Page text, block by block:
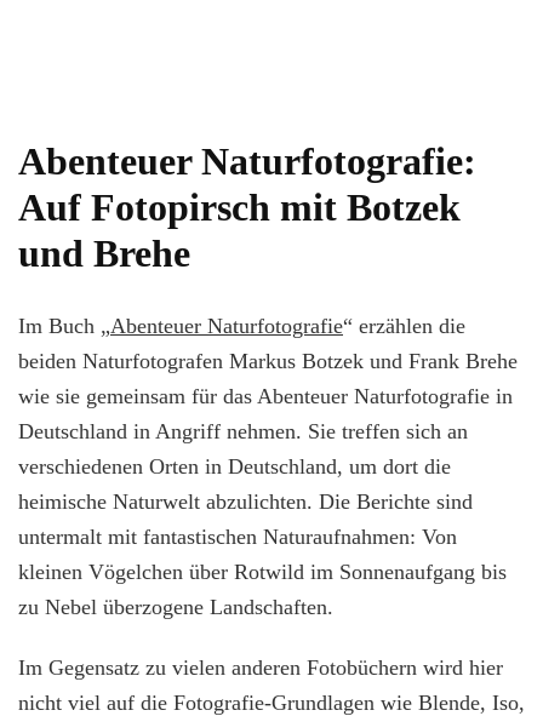
Abenteuer Naturfotografie:
Auf Fotopirsch mit Botzek
und Brehe
Im Buch „Abenteuer Naturfotografie“ erzählen die
beiden Naturfotografen Markus Botzek und Frank Brehe
wie sie gemeinsam für das Abenteuer Naturfotografie in
Deutschland in Angriff nehmen. Sie treffen sich an
verschiedenen Orten in Deutschland, um dort die
heimische Naturwelt abzulichten. Die Berichte sind
untermalt mit fantastischen Naturaufnahmen: Von
kleinen Vögelchen über Rotwild im Sonnenaufgang bis
zu Nebel überzogene Landschaften.
Im Gegensatz zu vielen anderen Fotobüchern wird hier
nicht viel auf die Fotografie-Grundlagen wie Blende, Iso,